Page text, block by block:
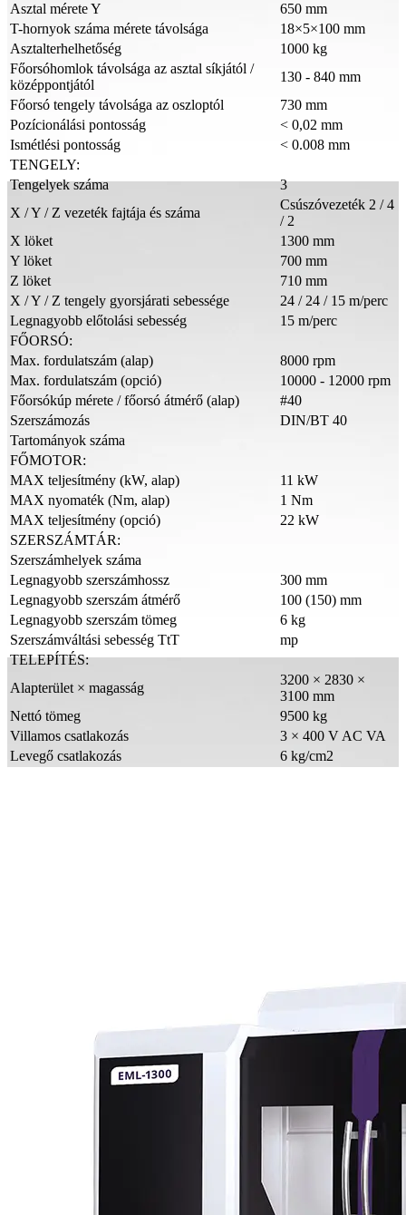
Asztal mérete Y
650 mm
T-hornyok száma mérete távolsága
18×5×100 mm
Asztalterhelhetőség
1000 kg
Főorsóhomlok távolsága az asztal síkjától /
középpontjától
130 - 840 mm
Főorsó tengely távolsága az oszloptól
730 mm
Pozícionálási pontosság
< 0,02 mm
Ismétlési pontosság
< 0.008 mm
TENGELY:
Tengelyek száma
3
X / Y / Z vezeték fajtája és száma
Csúszóvezeték 2 / 4
/ 2
X löket
1300 mm
Y löket
700 mm
Z löket
710 mm
X / Y / Z tengely gyorsjárati sebessége
24 / 24 / 15 m/perc
Legnagyobb előtolási sebesség
15 m/perc
FŐORSÓ:
Max. fordulatszám (alap)
8000 rpm
Max. fordulatszám (opció)
10000 - 12000 rpm
Főorsókúp mérete / főorsó átmérő (alap)
#40
Szerszámozás
DIN/BT 40
Tartományok száma
FŐMOTOR:
MAX teljesítmény (kW, alap)
11 kW
MAX nyomaték (Nm, alap)
1 Nm
MAX teljesítmény (opció)
22 kW
SZERSZÁMTÁR:
Szerszámhelyek száma
Legnagyobb szerszámhossz
300 mm
Legnagyobb szerszám átmérő
100 (150) mm
Legnagyobb szerszám tömeg
6 kg
Szerszámváltási sebesség TtT
mp
TELEPÍTÉS:
Alapterület × magasság
3200 × 2830 ×
3100 mm
Nettó tömeg
9500 kg
Villamos csatlakozás
3 × 400 V AC VA
Levegő csatlakozás
6 kg/cm2